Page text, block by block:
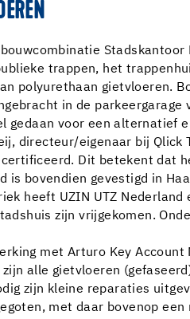
Stadskantoor
trappen, het
polyurethaan gietvloeren.
in de
gedaan voor een alternatief
directeur/eigenaar bij Qlick
Dit betekent dat
is bovendien gevestigd in
heeft UZIN UTZ
zijn vrijgekomen.
met Arturo Key
alle gietvloeren
zijn kleine reparaties
met daar bovenop